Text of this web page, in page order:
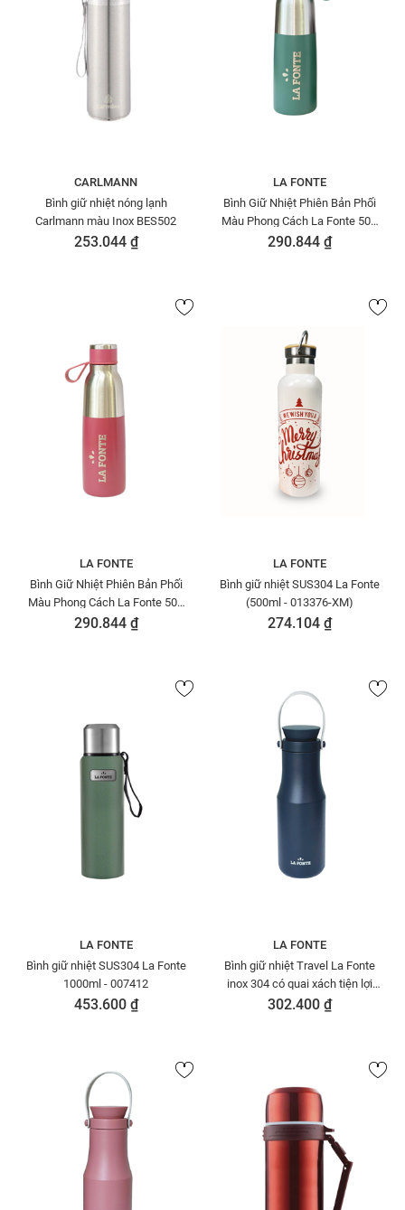
CARLMANN
Bình giữ nhiệt nóng lạnh
Carlmann màu Inox BES502
253.044 ₫
LA FONTE
Bình Giữ Nhiệt Phiên Bản Phối
Màu Phong Cách La Fonte 500
ML-014762-GRE
290.844 ₫
LA FONTE
Bình Giữ Nhiệt Phiên Bản Phối
Màu Phong Cách La Fonte 500
ML-014762-PIN
290.844 ₫
LA FONTE
Bình giữ nhiệt SUS304 La Fonte
(500ml - 013376-XM)
274.104 ₫
LA FONTE
Bình giữ nhiệt SUS304 La Fonte
1000ml - 007412
453.600 ₫
LA FONTE
Bình giữ nhiệt Travel La Fonte
inox 304 có quai xách tiện lợi
470ml-010245-BLU
302.400 ₫